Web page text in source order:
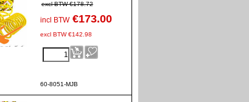
excl BTW €178.72
incl BTW €173.00
excl BTW €142.98
60-8051-MJB